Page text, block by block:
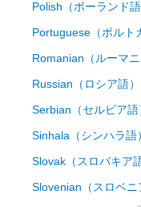
Polish（ポーランド語
Portuguese（ポルト
Romanian（ルーマニ
Russian（ロシア語）
Serbian（セルビア語
Sinhala（シンハラ語
Slovak（スロバキア語
Slovenian（スロベニ